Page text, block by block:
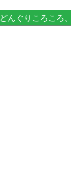
どんぐりころころ